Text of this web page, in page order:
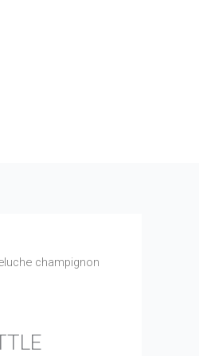
champignon